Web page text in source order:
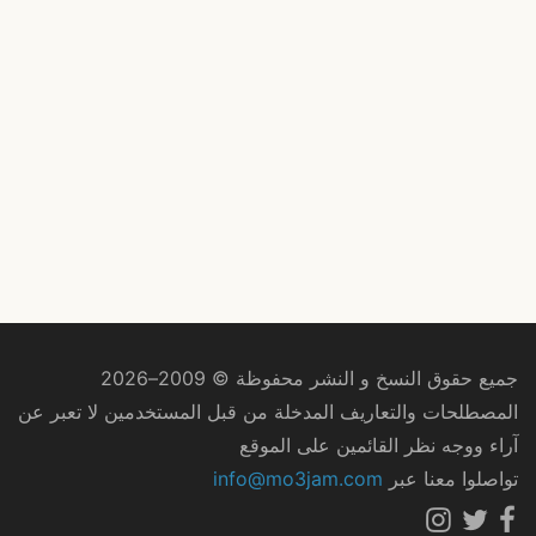
جميع حقوق النسخ و النشر محفوظة © 2009–2026
المصطلحات والتعاريف المدخلة من قبل المستخدمين لا تعبر عن
آراء ووجه نظر القائمين على الموقع
تواصلوا معنا عبر info@mo3jam.com